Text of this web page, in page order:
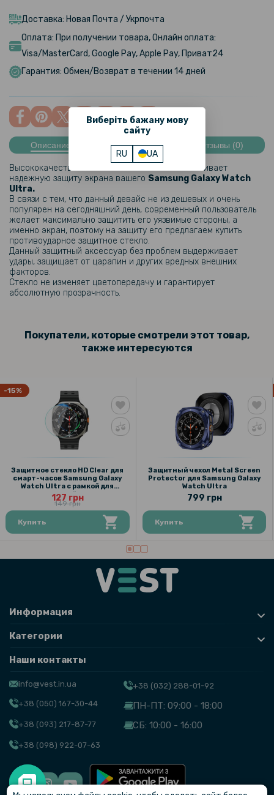
Виберіть бажану мову
сайту
RU UA
Samsung Galaxy Watch Ultra 47mm
249 грн
47mm
299 грн
Ремешок Ocean Band Sport для Samsung Galaxy Watch Ultra
424 грн
499 грн
Ремешок Elegant leather Strap для Samsung Galaxy Watch Ultra
47mm с магнитной защелкой
149 грн
339 грн
799 грн
Ремешок Nylon Ocean для Samsung Galaxy Watch Ultra
Доставка: Новая Почта / Укрпочта
Оплата: При получении товара, Онлайн оплата:
Visa/MasterCard, Google Pay, Apple Pay, Приват24
Гарантия: Обмен/Возврат в течении 14 дней
Описание Характеристики Отзывы (0)
Высококачественное стекло
обеспечивает
надежную защиту экрана вашего Samsung Galaxy Watch
Ultra​​.
В связи с тем, что данный девайс не из дешевых и очень
популярен на сегодняшний день, современный пользователь
желает максимально защитить его уязвимые стороны, а
именно экран, поэтому на защиту его предлагаем купить
противоударное защитное стекло.
Данный защитный аксессуар без проблем выдерживает
удары, защищает от царапин и других вредных внешних
факторов.
Стекло не изменяет цветопередачу и гарантирует
абсолютную прозрачность.
Покупатели, которые смотрели этот товар,
также интересуются
-15%
Защитное стекло HD Clear для
смарт-часов Samsung Galaxy
Watch Ultra с рамкой для
поклейки
127 грн
149 грн
Купить
Защитный чехол Metal Screen
Protector для Samsung Galaxy
Watch Ultra
799 грн
Купить
Информация
Категории
Наши контакты
info@vest.in.ua
+38 (050) 167-30-44
+38 (093) 217-87-77
+38 (098) 922-07-63
+38 (032) 288-01-92
ПН-ПТ: 09:00 - 18:00
СБ: 10:00 - 16:00